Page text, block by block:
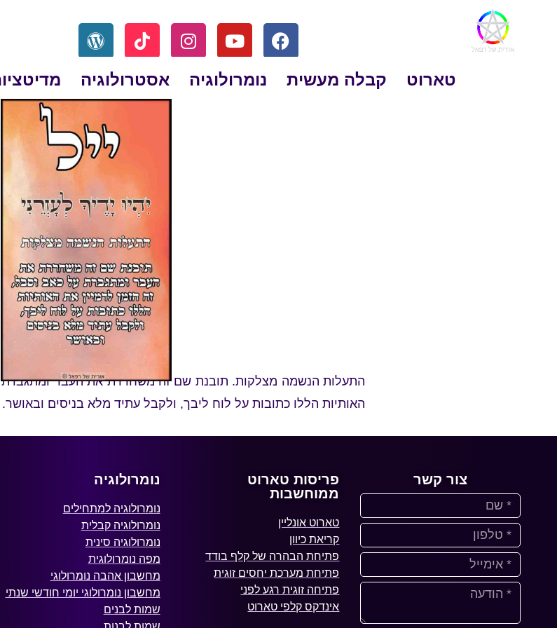
טארוט קבלה מעשית נומרולוגיה אסטרולוגיה
"יהיו ידיך לעזרני"
ייל
התעלות הנשמה מצלקות. תובנת שם זה משחררת את העבר ומתגברת
האותיות הללו כתובות על לוח ליבך, ולקבל עתיד מלא בניסים ובאושר.
צור קשר
פריסות טארוט
ממוחשבות
טארוט אונליין
קריאת כיוון
פתיחת הבהרה של קלף בודד
פתיחת מערכת יחסים זוגית
פתיחה זוגית רגע לפני
אינדקס קלפי טארוט
נומרולוגיה
נומרולוגיה למתחילים
נומרולוגיה קבלית
נומרולוגיה סינית
מפה נומרולוגית
מחשבון אהבה נומרולוגי
מחשבון נומרולוגי יומי חודשי שנתי
שמות לבנים